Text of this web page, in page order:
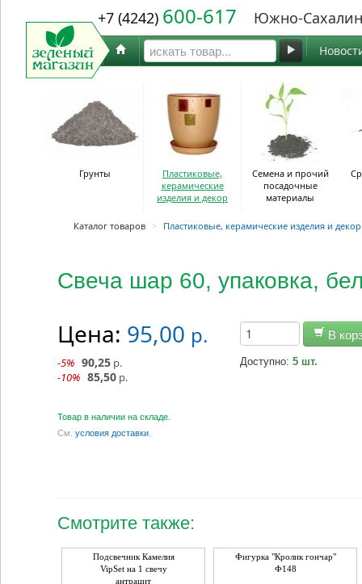
+7 (4242) 600-617 Южно-
Грунты
Пластиковые,
керамические
изделия и декор
Семена и прочий
посадочные
материалы
Каталог товаров > Пластиковые, керамические изделия и декор
Свеча шар 60, упаковка,
Цена: 95,00 р.
-5% 90,25 р.
-10% 85,50 р.
В
Доступно: 5 шт.
Товар в наличии на складе.
См. условия доставки
Смотрите также:
Подсвечник Камелия
VipSet на 1 свечу
антрацит
Фигурка "Кролик гончар"
Ф148